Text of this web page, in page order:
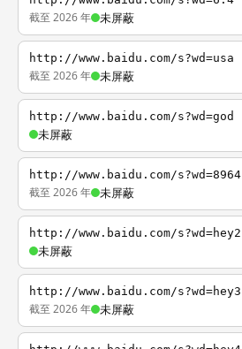
截至 2026 年 未屏蔽
http://www.baidu.com/s?wd=usa
截至 2026 年 未屏蔽
http://www.baidu.com/s?wd=god
未屏蔽
http://www.baidu.com/s?wd=8964
截至 2026 年 未屏蔽
http://www.baidu.com/s?wd=hey2
未屏蔽
http://www.baidu.com/s?wd=hey3
截至 2026 年 未屏蔽